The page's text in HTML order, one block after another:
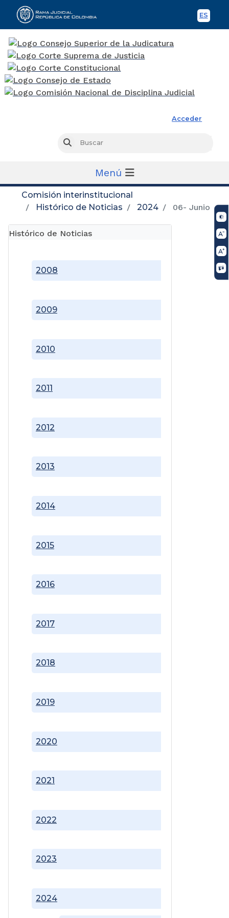
ES
Acceder
Buscar
Menú
Comisión interinstitucional
Histórico de Noticias
2024 06- Junio
Histórico de Noticias
2008
2009
2010
2011
2012
2013
2014
2015
2016
2017
2018
2019
2020
2021
2022
2023
2024